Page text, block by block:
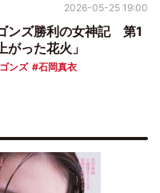
ンズ勝利の女神記 第1
がった花火」
ンズ 石岡真衣
2026-05-25 19:00